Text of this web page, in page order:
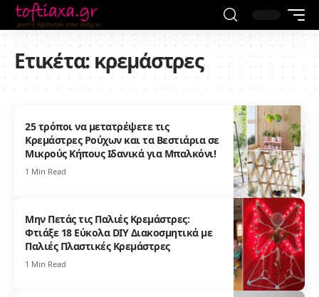
Ετικέτα:κρεμάστρες
25 τρόποι να μετατρέψετε τις
Κρεμάστρες Ρούχων και τα Βεστιάρια σε
Μικρούς Κήπους Ιδανικά για Μπαλκόνι!
1 Min Read
Μην Πετάς τις Παλιές Κρεμάστρες:
Φτιάξε 18 Εύκολα DIY Διακοσμητικά με
Παλιές Πλαστικές Κρεμάστρες
1 Min Read